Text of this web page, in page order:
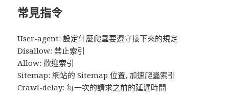
常見指令
User-agent: 設定什麼爬蟲要遵守接下來的規定
Disallow: 禁止索引
Allow: 歡迎索引
Sitemap: 網站的 Sitemap 位置, 加速爬蟲索引
Crawl-delay: 每一次的請求之前的延遲時間